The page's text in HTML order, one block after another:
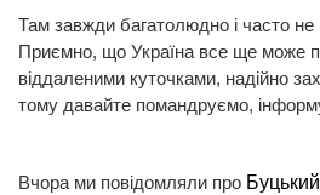
Там завжди багатолюдно і часто
Приємно, що Україна все ще може
віддаленими куточками, надійно
тому давайте помандруємо,
Вчора ми повідомляли про